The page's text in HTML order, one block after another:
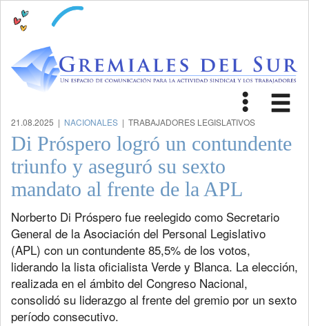
Toggle
21.08.2025 | NACIONALES | TRABAJADORES LEGISLATIVOS
Di Próspero logró un contundente
triunfo y aseguró su sexto
mandato al frente de la APL
Norberto Di Próspero fue reelegido como Secretario
General de la Asociación del Personal Legislativo
(APL) con un contundente 85,5% de los votos,
liderando la lista oficialista Verde y Blanca. La elección,
realizada en el ámbito del Congreso Nacional,
consolidó su liderazgo al frente del gremio por un sexto
período consecutivo.